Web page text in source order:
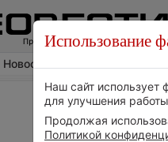
Новости погоды
Использование
Наш сайт использует
для улучшения
Продолжая
Политикой